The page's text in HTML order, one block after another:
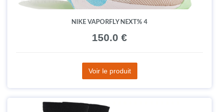
NIKE VAPORFLY NEXT% 4
150.0 €
Voir le produit